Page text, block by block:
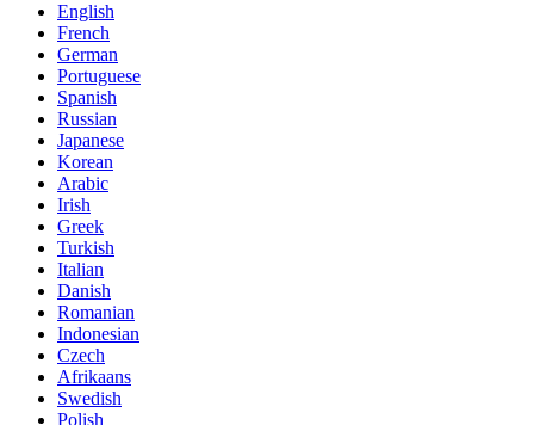
English
French
German
Portuguese
Spanish
Russian
Japanese
Korean
Arabic
Irish
Greek
Turkish
Italian
Danish
Romanian
Indonesian
Czech
Afrikaans
Swedish
Polish